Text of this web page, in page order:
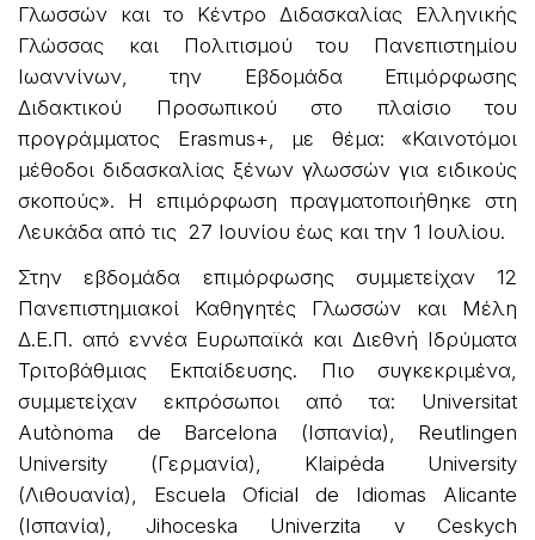
Γλωσσών και το Κέντρο Διδασκαλίας Ελληνικής
Γλώσσας και Πολιτισμού του Πανεπιστημίου
Ιωαννίνων, την Εβδομάδα Επιμόρφωσης
Διδακτικού Προσωπικού στο πλαίσιο του
προγράμματος Erasmus+, με θέμα: «Καινοτόμοι
μέθοδοι διδασκαλίας ξένων γλωσσών για ειδικούς
σκοπούς». Η επιμόρφωση πραγματοποιήθηκε στη
Λευκάδα από τις 27 Ιουνίου έως και την 1 Ιουλίου.
Στην εβδομάδα επιμόρφωσης συμμετείχαν 12
Πανεπιστημιακοί Καθηγητές Γλωσσών και Μέλη
Δ.Ε.Π. από εννέα Ευρωπαϊκά και Διεθνή Ιδρύματα
Τριτοβάθμιας Εκπαίδευσης. Πιο συγκεκριμένα,
συμμετείχαν εκπρόσωποι από τα: Universitat
Autònoma de Barcelona (Ισπανία), Reutlingen
University (Γερμανία), Klaipėda University
(Λιθουανία), Escuela Oficial de Idiomas Alicante
(Ισπανία), Jihoceska Univerzita v Ceskych